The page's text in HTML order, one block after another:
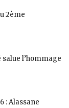
2ème
salue l’hommage
: Alassane